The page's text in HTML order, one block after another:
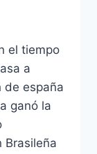
el tiempo
a
de españa
ganó la
Brasileña